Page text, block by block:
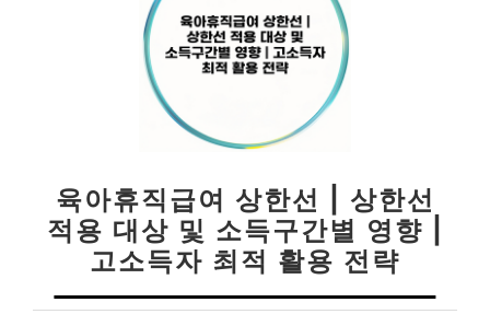
육아휴직급여 상한선 | 상한선
적용 대상 및 소득구간별 영향 |
고소득자 최적 활용 전략